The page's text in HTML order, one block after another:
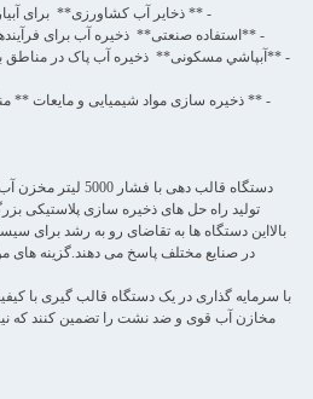
- ** ذخایر آب کشاورزی** ️ برای
- **استفاده صنعتی** ️ ذخیره آب برای
- **آبپاشي مسکونی** ️ ذخيره آب پاک در مناطق
- ** ذخیره سازی مواد شیمیایی و مایعات **
دستگاه قالب دهی با
تولید راه حل های ذخیره سازی پلاستیکی
بالااین دستگاه ها به تقاضای رو به رشد برای
در صنایع مختلف پاسخ می دهند.گزینه های
با سرمایه گذاری در یک دستگاه قالب گیری با کیفیت
مخازن آب قوی و ضد نشت را تضمین کنند که